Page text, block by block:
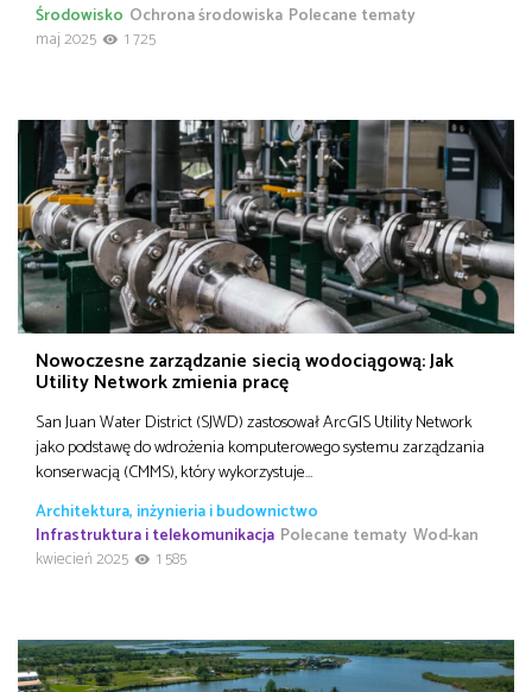
Ochrona środowiska Polecane tematy
Środowisko
maj 2025
1 725
Nowoczesne zarządzanie siecią wodociągową: Jak
Utility Network zmienia pracę
San Juan Water District (SJWD) zastosował ArcGIS Utility Network
jako podstawę do wdrożenia komputerowego systemu zarządzania
konserwacją (CMMS), który wykorzystuje…
Architektura, inżynieria i budownictwo
Infrastruktura i telekomunikacja Polecane tematy Wod-kan
kwiecień 2025
1 585